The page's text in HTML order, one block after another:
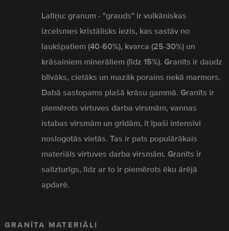
Latīņu: granum - "grauds" ir vulkāniskas
izcelsmes kristālisks iezis, kas sastāv no
laukšpatiem (40-60%), kvarca (25-30%) un
krāsainiem minerāliem (līdz 15%). Granīts ir daudz
blīvāks, cietāks un mazāk porains nekā marmors.
Dabā sastopams plašā krāsu gammā. Granīts ir
piemērots virtuves darba virsmām, vannas
istabas virsmām un grīdām, it īpaši intensīvi
noslogotās vietās. Tas ir pats populārākais
materiāls virtuves darba virsmām. Granīts ir
salizturīgs, līdz ar to ir piemērots ēku ārējā
apdarē.
GRANĪTA MATERIĀLI